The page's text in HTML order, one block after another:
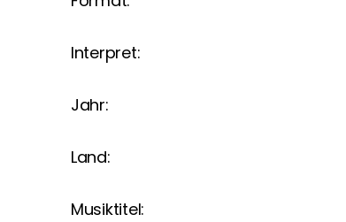
Interpret:
Jahr:
Land:
Musiktitel: